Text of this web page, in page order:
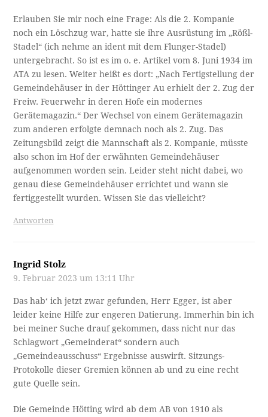
Erlauben Sie mir noch eine Frage: Als die 2. Kompanie
noch ein Löschzug war, hatte sie ihre Ausrüstung im „Rößl-
Stadel“ (ich nehme an ident mit dem Flunger-Stadel)
untergebracht. So ist es im o. e. Artikel vom 8. Juni 1934 im
ATA zu lesen. Weiter heißt es dort: „Nach Fertigstellung der
Gemeindehäuser in der Höttinger Au erhielt der 2. Zug der
Freiw. Feuerwehr in deren Hofe ein modernes
Gerätemagazin.“ Der Wechsel von einem Gerätemagazin
zum anderen erfolgte demnach noch als 2. Zug. Das
Zeitungsbild zeigt die Mannschaft als 2. Kompanie, müsste
also schon im Hof der erwähnten Gemeindehäuser
aufgenommen worden sein. Leider steht nicht dabei, wo
genau diese Gemeindehäuser errichtet und wann sie
fertiggestellt wurden. Wissen Sie das vielleicht?
Antworten
Ingrid Stolz
9. Februar 2023 um 13:11 Uhr
Das hab‘ ich jetzt zwar gefunden, Herr Egger, ist aber
leider keine Hilfe zur engeren Datierung. Immerhin bin ich
bei meiner Suche drauf gekommen, dass nicht nur das
Schlagwort „Gemeinderat“ sondern auch
„Gemeindeausschuss“ Ergebnisse auswirft. Sitzungs-
Protokolle dieser Gremien können ab und zu eine recht
gute Quelle sein.
Die Gemeinde Hötting wird ab dem AB von 1910 als